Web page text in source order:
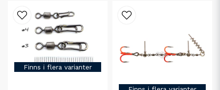
Finns i flera varianter